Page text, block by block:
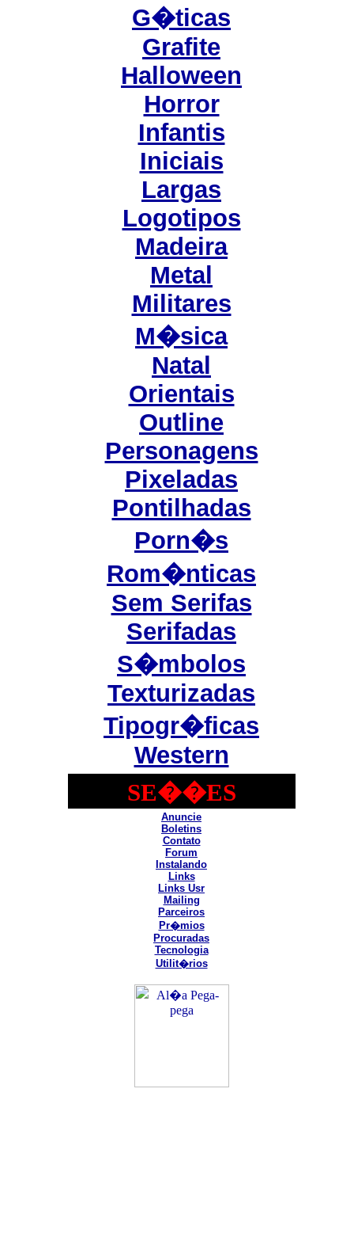
G�ticas
Grafite
Halloween
Horror
Infantis
Iniciais
Largas
Logotipos
Madeira
Metal
Militares
M�sica
Natal
Orientais
Outline
Personagens
Pixeladas
Pontilhadas
Porn�s
Rom�nticas
Sem Serifas
Serifadas
S�mbolos
Texturizadas
Tipogr�ficas
Western
SE��ES
Anuncie
Boletins
Contato
Forum
Instalando
Links
Links Usr
Mailing
Parceiros
Pr�mios
Procuradas
Tecnologia
Utilit�rios